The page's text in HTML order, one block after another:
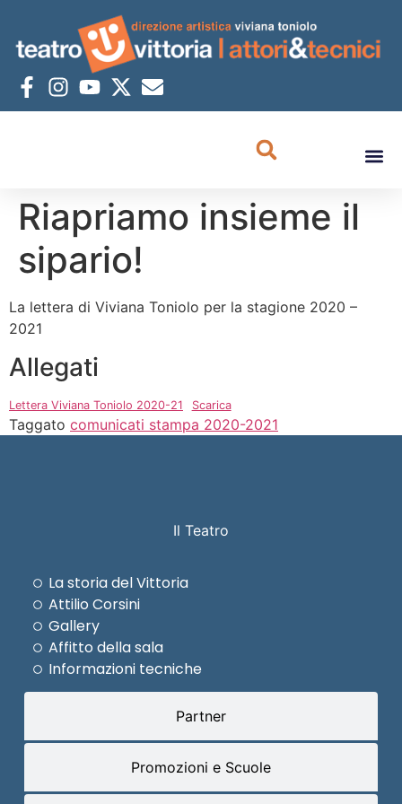
Riapriamo insieme il
sipario!
La lettera di Viviana Toniolo per la stagione 2020 –
2021
Allegati
Lettera Viviana Toniolo 2020-21 Scarica
Taggato comunicati stampa 2020-2021
Il Teatro
Partner
Promozioni e Scuole
La storia del Vittoria
Attilio Corsini
Gallery
Affitto della sala
Informazioni tecniche